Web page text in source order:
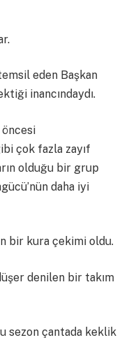
eden Başkan
inancındaydı.
çok fazla zayıf
olduğu bir grup
daha iyi
bir kura çekimi oldu.
denilen bir takım
sezon çantada keklik